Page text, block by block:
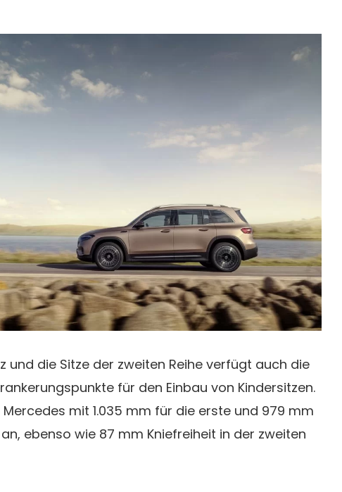
und die Sitze der zweiten Reihe verfügt auch die
für den Einbau von Kindersitzen.
mit 1.035 mm für die erste und 979 mm
ebenso wie 87 mm Kniefreiheit in der zweiten